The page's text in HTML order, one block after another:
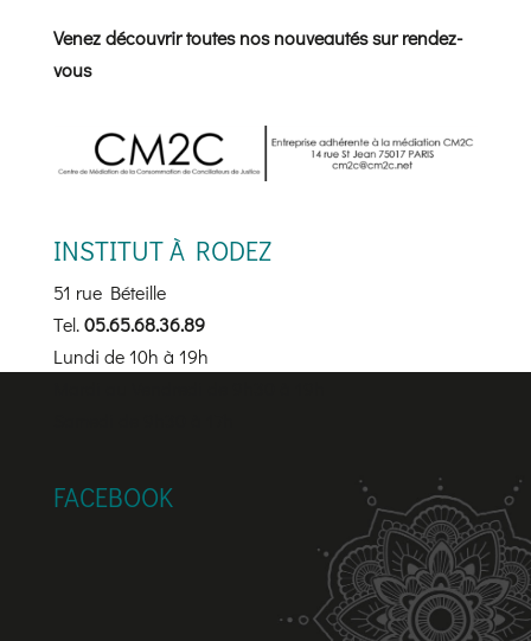
Venez découvrir toutes nos nouveautés sur rendez-
vous
INSTITUT À RODEZ
51 rue Béteille
Tel.05.65.68.36.89
Lundi de 10h à 19h
FACEBOOK